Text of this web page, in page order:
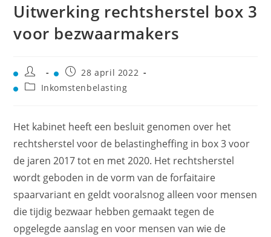
Uitwerking rechtsherstel box 3
voor bezwaarmakers
28 april 2022
Inkomstenbelasting
Het kabinet heeft een besluit genomen over het
rechtsherstel voor de belastingheffing in box 3 voor
de jaren 2017 tot en met 2020. Het rechtsherstel
wordt geboden in de vorm van de forfaitaire
spaarvariant en geldt vooralsnog alleen voor mensen
die tijdig bezwaar hebben gemaakt tegen de
opgelegde aanslag en voor mensen van wie de